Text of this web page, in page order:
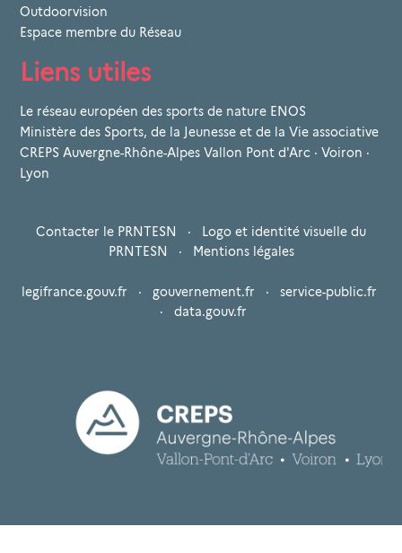
Outdoorvision
Espace membre du Réseau
Liens utiles
Le réseau européen des sports de nature ENOS
Ministère des Sports, de la Jeunesse et de la Vie associative
CREPS Auvergne-Rhône-Alpes Vallon Pont d'Arc · Voiron ·
Lyon
Contacter le PRNTESN ·
Logo et identité visuelle du
PRNTESN
· Mentions légales
legifrance.gouv.fr · gouvernement.fr · service-public.fr
· data.gouv.fr